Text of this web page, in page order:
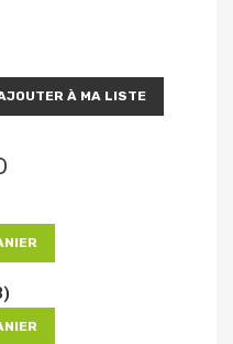
À MA LISTE